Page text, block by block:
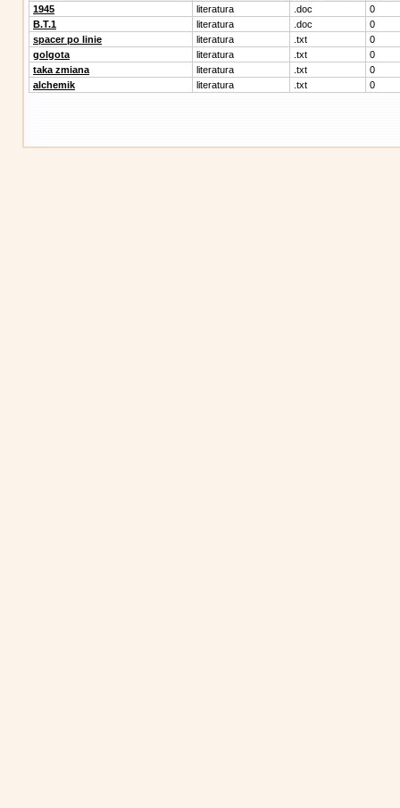
1945 literatura .doc
0
B.T.1
literatura .doc
0
spacer po linie
literatura .txt
0
golgota
literatura .txt
0
taka zmiana
literatura .txt
0
alchemik
literatura .txt 0